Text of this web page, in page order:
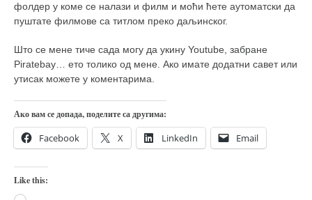
фолдер у коме се налази и филм и моћи ћете аутоматски да
пуштате филмове са титлом преко даљинског.
Што се мене тиче сада могу да укину Youtube, забране
Piratebay… ето толико од мене. Ако имате додатни савет или
утисак можете у коментарима.
Ако вам се допада, поделите са другима:
Facebook X LinkedIn Email
Like this: